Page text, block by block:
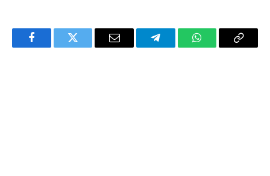
FacebookTwitter Email TelegramWhatsAppCopy